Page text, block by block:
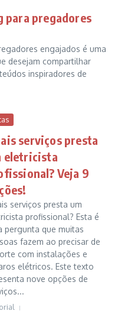
para pregadores
engajados é uma
desejam compartilhar
inspiradores de
serviços presta
eletricista
Veja 9
serviços presta um
profissional? Esta é
pergunta que muitas
fazem ao precisar de
com instalações e
elétricos. Este texto
nove opções de